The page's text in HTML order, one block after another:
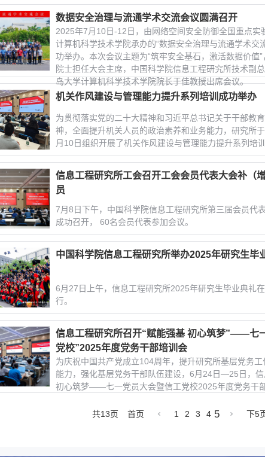
数据安全治理与流通学术交流会议圆满召开
2025年7月10日-12日，由网络空间安全防御全国重点实
计算机科学技术学院承办的“数据安全治理与流通学术交
功举办。本次会议主题为“筑牢安全基石，激活数据价值
院士担任大会主席，中国科学院信息工程研究所技术副
岛大学计算机科学技术学院院长于佳教授出席会议。
机关作风建设与管理能力提升系列培训成功举办
为贯彻落实党的二十大精神和习近平总书记关于干部教
神，全面提升机关人员的政治素养和业务能力，研究所
月10日组织开展了机关作风建设与管理能力提升系列培训
信息工程研究所工会召开工会会员代表大会补（
员
7月8日下午，中国科学院信息工程研究所第三届会员代
成功召开， 60名会员代表参加会议。
中国科学院信息工程研究所举办2025年研究生毕
6月27日上午，信息工程研究所2025年研究生毕业典礼
行。
信息工程研究所召开“赋能强基 初心筑梦”——七
党校”2025年度党务干部培训会
为庆祝中国共产党成立104周年，提升研究所基层党务
能力，强化基层党务干部队伍建设，6月24日—25日，
初心筑梦——七一党员大会暨信工党校2025年度党务干部
共13页 首页 1 2 3 4 5 下5